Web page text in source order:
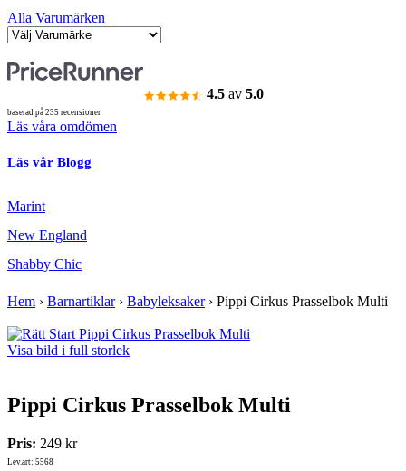
Alla Varumärken
4.5 av 5.0
baserad på 235 recensioner
Läs våra omdömen
Läs vår Blogg
Marint
New England
Shabby Chic
Hem › Barnartiklar› Babyleksaker› Pippi Cirkus Prasselbok Multi
Visa bild i full storlek
Pippi Cirkus Prasselbok Multi
Pris: 249 kr
Lev.art: 5568